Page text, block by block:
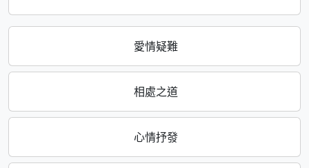
愛情疑難
相處之道
心情抒發